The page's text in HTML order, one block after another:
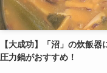
【大成功】「沼」の炊飯
圧力鍋がおすすめ！